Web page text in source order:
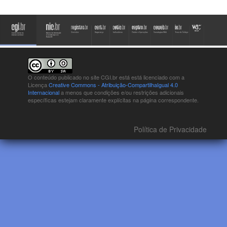
O conteúdo publicado no site CGI.br está está licenciado com a
Licença Creative Commons - Atribuição-CompartilhaIgual 4.0
Internacionala menos que condições e/ou restrições adicionais
específicas estejam claramente explícitas na página correspondente.
Política de Privacidade